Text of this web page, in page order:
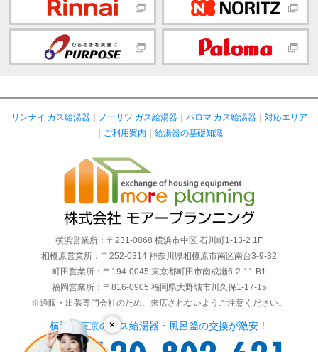
×
リンナイ ガス給湯器｜ ノーリツ ガス給湯器｜ パロマ ガス給湯器｜ 対応エリア
｜ ご利用案内 ｜ 給湯器の基礎知識
横浜営業所：〒231-0868 横浜市中区 石川町1-13-2 1F
相模原営業所：〒252-0314 神奈川県相模原市南区南台3-9-32
町田営業所：〒194-0045 東京都町田市南成瀬6-2-11 B1
福岡営業所：〒816-0905 福岡県大野城市川久保1-17-15
※通販・出張専門会社のため、来店されないようご注意ください。
横浜・東京のガス給湯器・風呂釜の交換が激安！